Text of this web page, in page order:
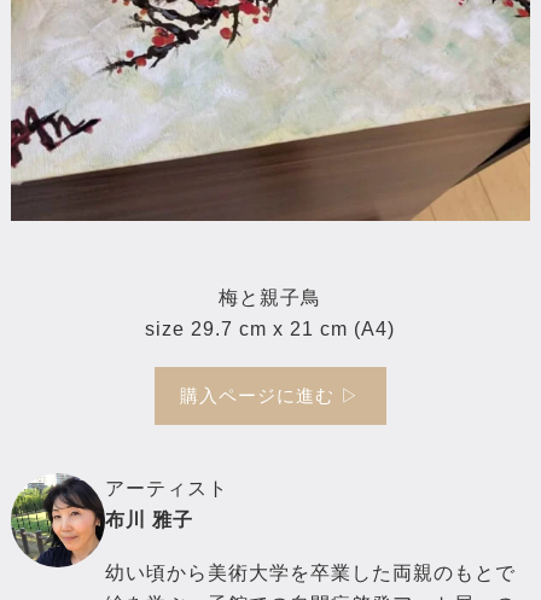
梅と親子鳥
size 29.7 cm x 21 cm (A4)
購入ページに進む ▷
アーティスト
布川 雅子
幼い頃から美術大学を卒業した両親のもとで